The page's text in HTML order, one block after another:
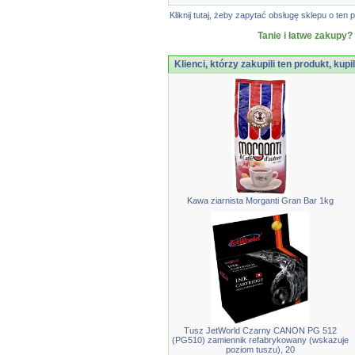
Kliknij tutaj, żeby zapytać obsługę sklepu o
Tanie i łatwe
Klienci, którzy zakupili ten produkt,
Kawa ziarnista Morganti Gran Bar 1kg
Tusz JetWorld Czarny CANON PG 512
(PG510) zamiennik refabrykowany (wskazuje
poziom tuszu), 20